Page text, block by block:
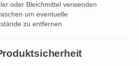
oder Bleichmittel verwenden
um eventuelle
zu entfernen